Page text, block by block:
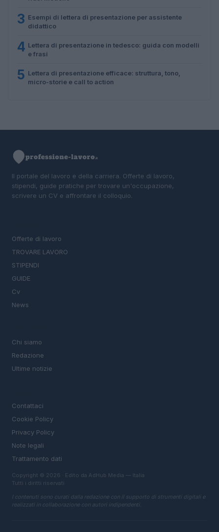
3 Esempi di lettera di presentazione per assistente
didattico
4 Lettera di presentazione in tedesco: guida con modelli
e frasi
5 Lettera di presentazione efficace: struttura, tono,
micro-storie e call to action
Il portale del lavoro e della carriera. Offerte di lavoro,
stipendi, guide pratiche per trovare un'occupazione,
scrivere un CV e affrontare il colloquio.
Offerte di lavoro
TROVARE LAVORO
STIPENDI
GUIDE
Cv
News
Chi siamo
Redazione
Ultime notizie
Contattaci
Cookie Policy
Privacy Policy
Note legali
Trattamento dati
Copyright © 2026 · Edito da AdHub Media — Italia
Tutti i diritti riservati
I contenuti sono curati dalla redazione con il supporto di strumenti digitali e
realizzati in collaborazione con autori indipendenti.